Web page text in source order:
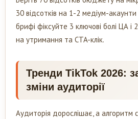
30 відсотків на 1-2 медіум-
брифі фіксуйте 3 ключові болі ЦА і
на утримання та CTA-клік.
Тренди TikTok 2026:
зміни аудиторії
Аудиторія дорослішає, а алгоритм